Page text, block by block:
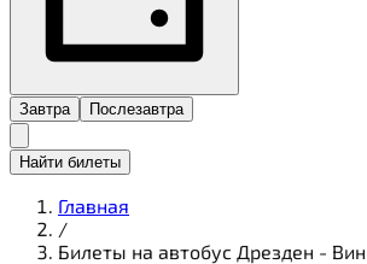
Завтра Послезавтра
Найти билеты
Главная
/
Билеты на автобус Дрезден -